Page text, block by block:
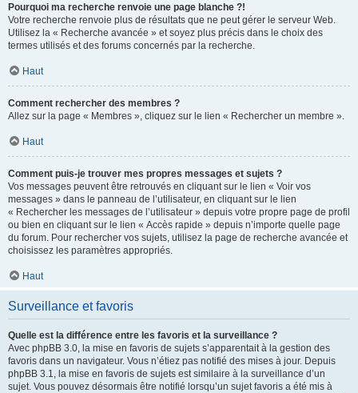
Pourquoi ma recherche renvoie une page blanche ?!
Votre recherche renvoie plus de résultats que ne peut gérer le serveur Web.
Utilisez la « Recherche avancée » et soyez plus précis dans le choix des
termes utilisés et des forums concernés par la recherche.
Haut
Comment rechercher des membres ?
Allez sur la page « Membres », cliquez sur le lien « Rechercher un membre ».
Haut
Comment puis-je trouver mes propres messages et sujets ?
Vos messages peuvent être retrouvés en cliquant sur le lien « Voir vos
messages » dans le panneau de l’utilisateur, en cliquant sur le lien
« Rechercher les messages de l’utilisateur » depuis votre propre page de profil
ou bien en cliquant sur le lien « Accès rapide » depuis n’importe quelle page
du forum. Pour rechercher vos sujets, utilisez la page de recherche avancée et
choisissez les paramètres appropriés.
Haut
Surveillance et favoris
Quelle est la différence entre les favoris et la surveillance ?
Avec phpBB 3.0, la mise en favoris de sujets s’apparentait à la gestion des
favoris dans un navigateur. Vous n’étiez pas notifié des mises à jour. Depuis
phpBB 3.1, la mise en favoris de sujets est similaire à la surveillance d’un
sujet. Vous pouvez désormais être notifié lorsqu’un sujet favoris a été mis à